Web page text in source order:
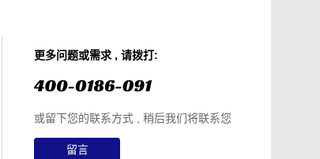
更多问题或需求 , 请拨打:
或留下您的联系方式 , 稍后我们将联系您
留言